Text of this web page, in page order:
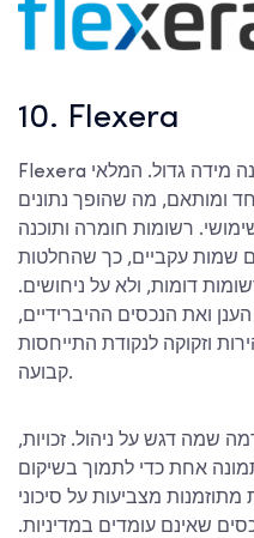
10. Flexera
Flexera מתמקדת במידע על נכסים בקנה מידה גדול. המלאי
ומותאם, מה שהופך נתונים
רשומות חומרה ותוכנה
שמות עקביים, כך שהחלטות
דומות, ולא על ניחושים.
ואת הנכסים ההיברידיים,
וזקוקה לנקודת התייחסות
קבועה.
שמה דגש על ניהול. זכויות,
אחת כדי לתמוך בשיקום
מתוזמנות מצביעות על סיכוני
שאינם עומדים במדיניות.